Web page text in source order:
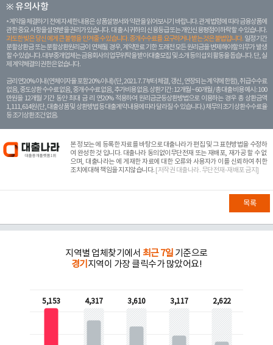
※ 유의사항
계약을 체결하기 전에 자세한 내용은 상품설명서와 약관을 읽어보시기 바랍니다. 관계 법령에 따라 금융상품에
관한 중요 사항을 설명받을 권리가 있습니다. 대 출 시 귀하의 신용등급 또는 개인신용평점이 하락할 수 있습니다.
과도한 빚은 당신 에게 큰 불행을 안겨줄 수 있습니다. 중개수수료를 요구하거나 받는 것은 불법입니다. 일정 기간
분할상환금 또는 분할상환원리금이 연체될 경우, 계약만료 기한 도래전 모든 원리금을 변제해야할 의무가 발생
할 수 있습니다. 대부중개업체는 금융회사의 업무위탁을 받아 대출모집 및 소개 등의 섭외 활동을 돕습니다. 단, 실
제 계약체결의 권한은 없습니다.
금리 연20% 이내 (연체이자율 포함 20% 이내) (단, 2021. 7. 7부터 체결, 갱신, 연장되는 계 약에 한함), 취급수수료
없음, 중도상환 수수료 없음, 중개수수료 없음, 추가비용 없음. 상환기간 : 12개월 ~ 60개월 / 총 대출 비용 예시 : 100
만원을 12개월 기간 동안 최대 금 리 연20% 적용하여 원리금균등상환방법으로 이용하는 경우 총 상환금액
1,111,614원 (단, 대출상품 및 상환방법 등 대출계약 내용에 따라 달라질 수 있습니다.) 채무의 조기 상환수수료율
등 조기상환조건 없음.
본 정보는에 등록한 자료를 바탕으로 대출나라가 편집 및 그 표현방법을 수정하
여 완성한 것 입니다. 대출나라 동의없이무단전재 또는 재배포, 재가공 할 수 없
으며, 대출나라는 에 게재한 자료에 대한 오류와 사용자가 이를 신뢰하여 취한
조치에대해 책임을 지지않습니다. [저작권 대출나라. 무단전재-재배포 금지]
목록
지역별 업체찾기에서 최근 7일 기준으로
경기 지역이 가장 클릭수가 많았어요!
5,153 4,317 3,610 3,117 2,622